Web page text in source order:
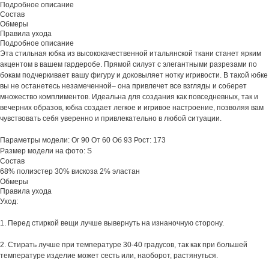
Подробное описание
Состав
Обмеры
Правила ухода
Подробное описание
Эта стильная юбка из высококачественной итальянской ткани станет ярким
акцентом в вашем гардеробе. Прямой силуэт с элегантными разрезами по
бокам подчеркивает вашу фигуру и доковыляет нотку игривости. В такой юбке
вы не останетесь незамеченной– она привлечет все взгляды и соберет
множество комплиментов. Идеальна для создания как повседневных, так и
вечерних образов, юбка создает легкое и игривое настроение, позволяя вам
чувствовать себя уверенно и привлекательно в любой ситуации.
Параметры модели: Ог 90 От 60 Об 93 Рост: 173
Размер модели на фото: S
Состав
68% полиэстер 30% вискоза 2% эластан
Обмеры
Правила ухода
Уход:
1. Перед стиркой вещи лучше вывернуть на изнаночную сторону.
2. Стирать лучше при температуре 30-40 градусов, так как при большей
температуре изделие может сесть или, наоборот, растянуться.
CAPELLA
Контакты
Отдел заботы
Вконтакте
Telegram
О бренде
CAPELLA
Покупателям
Программа лояльности
Индивидуальный заказ
Доставка и оплата
Как сделать возврат